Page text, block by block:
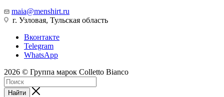
maia@menshirt.ru
г. Узловая, Тульская область
Вконтакте
Telegram
WhatsApp
2026 © Группа марок Colletto Bianco
Найти